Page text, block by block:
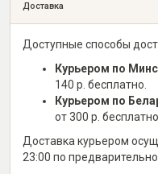
Доставка
Доступные способы
Курьером по
140 р. бесплатно.
Курьером по
от 300 р. бесплатно.
Доставка курьером
23:00 по